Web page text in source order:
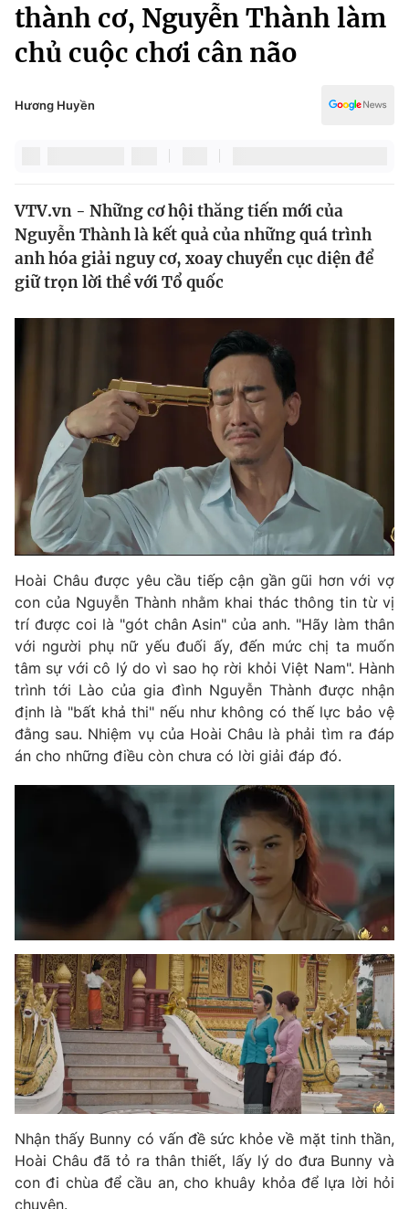
Chính trị
Xã hội
Pháp luật
Thế giới
Tin tức
Thế giới đó đây
Kinh tế
Góc doanh nghiệp
Dữ liệu và đời sống
Truyền hình
Phim VTV
Hậu trường
Nhân vật
Khán giả
Giải sao mai
Giải trí
Điện ảnh
Âm nhạc
Sao
Đời sống
Du lịch
Làm đẹp
Chất lượng cuộc sống
Giáo dục
Tuyển sinh
Học trực tuyến
Công nghệ
Hitech Công nghệ tương lai
Sản phẩm
Thị trường
Tư vấn
Giao lưu trực tuyến
Lịch phát sóng
Chuyên mục khác
Emagazine Podcast
Infographic
Shorts video
VTV Money VTV Thể thao
VTV Sức khoẻ Bất động sản
Thị trường 24h Tấm lòng Việt
VTV4 Vươn mình bằng AI
VTV9 VTV8
Truyền hình
Văn hóa - Giải trí
Công nghệ
thành cơ, Nguyễn Thành làm
chủ cuộc chơi cân não
Hương Huyền
VTV.vn - Những cơ hội thăng tiến mới của
Nguyễn Thành là kết quả của những quá trình
anh hóa giải nguy cơ, xoay chuyển cục diện để
giữ trọn lời thề với Tổ quốc
Hoài Châu được yêu cầu tiếp cận gần gũi hơn với vợ
con của Nguyễn Thành nhằm khai thác thông tin từ vị
trí được coi là "gót chân Asin" của anh. "Hãy làm thân
với người phụ nữ yếu đuối ấy, đến mức chị ta muốn
tâm sự với cô lý do vì sao họ rời khỏi Việt Nam". Hành
trình tới Lào của gia đình Nguyễn Thành được nhận
định là "bất khả thi" nếu như không có thế lực bảo vệ
đằng sau. Nhiệm vụ của Hoài Châu là phải tìm ra đáp
án cho những điều còn chưa có lời giải đáp đó.
Nhận thấy Bunny có vấn đề sức khỏe về mặt tinh thần,
Hoài Châu đã tỏ ra thân thiết, lấy lý do đưa Bunny và
con đi chùa để cầu an, cho khuây khỏa để lựa lời hỏi
chuyện.